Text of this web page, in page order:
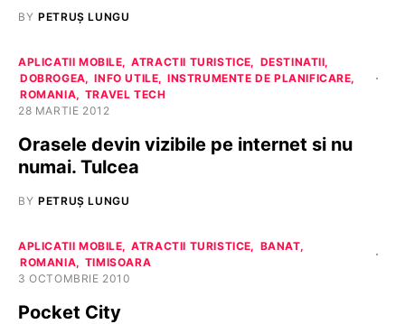
BY PETRUȘ LUNGU
APLICATII MOBILE ATRACTII TURISTICE
DESTINATII
DOBROGEA
INFO UTILE
INSTRUMENTE DE PLANIFICARE
ROMANIA
TRAVEL TECH
28 MARTIE 2012
Orasele devin vizibile pe internet si nu
numai. Tulcea
BY PETRUȘ LUNGU
APLICATII MOBILE ATRACTII TURISTICE
BANAT
ROMANIA
TIMISOARA
3 OCTOMBRIE 2010
Pocket City